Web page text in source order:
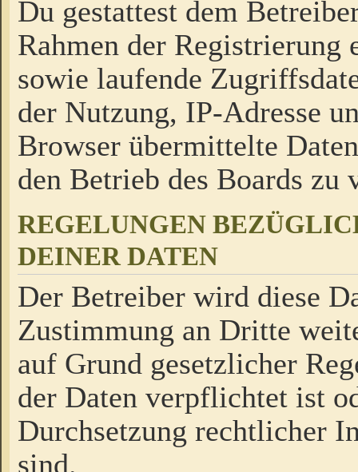
Du gestattest dem
Rahmen der Registrierung
sowie laufende
der Nutzung, IP-Adresse
Browser übermittelte
den Betrieb des Boards zu
REGELUNGEN
DEINER DATEN
Der Betreiber wird diese
Zustimmung an Dritte
auf Grund gesetzlicher
der Daten verpflichtet ist
Durchsetzung rechtlicher
sind.